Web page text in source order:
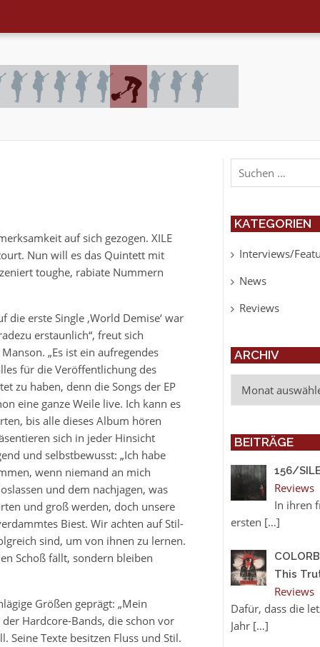
auf sich gezogen. XILE
Nun will es das Quintett mit
toughe, rabiate Nummern
die erste Single ,World Demise‘ war
erstaunlich“, freut sich
„Es ist ein aufregendes
für die Veröffentlichung des
zu haben, denn die Songs der EP
eine ganze Weile live. Ich kann es
bis alle dieses Album hören
sich in jeder Hinsicht
und selbstbewusst: „Ich habe
wenn niemand an mich
und dem nachjagen, was
und groß werden, doch unsere
Biest. Wir achten auf Stil-
sind, um von ihnen zu lernen.
Schoß fällt, sondern bleiben
Größen geprägt: „Mein
Hardcore-Bands, die schon vor
Seine Texte besitzen Fluss und Stil.
Suchen
nach:
KATEGORIEN
Interviews/
News
Reviews
ARCHIV
BEITRÄGE
156/
Reviews
In ihren
ersten […]
This
Reviews
Dafür, dass die
Jahr […]